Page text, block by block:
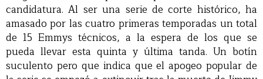
candidatura. Al ser una serie de corte histórico, ha
amasado por las cuatro primeras temporadas un total
de 15 Emmys técnicos, a la espera de los que se
pueda llevar esta quinta y última tanda. Un botín
suculento pero que indica que el apogeo popular de